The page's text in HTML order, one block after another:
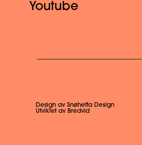
Youtube
Design av Snøhetta Design
Utviklet av Bredvid